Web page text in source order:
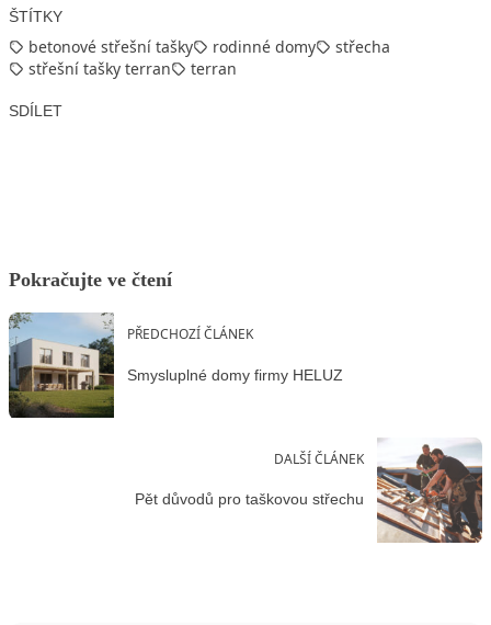
ŠTÍTKY
betonové střešní tašky rodinné domy
střecha
střešní tašky terran
terran
SDÍLET
Pokračujte ve čtení
PŘEDCHOZÍ ČLÁNEK
Smysluplné domy firmy HELUZ
DALŠÍ ČLÁNEK
Pět důvodů pro taškovou střechu